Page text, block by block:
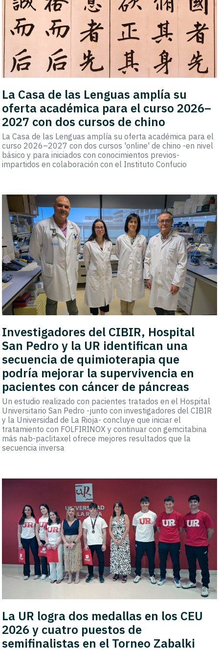
La Casa de las Lenguas amplía su
oferta académica para el curso 2026–
2027 con dos cursos de chino
La Casa de las Lenguas amplía su oferta académica para el
curso 2026–2027 con dos cursos 'online' de chino -en nivel
básico y para iniciados con conocimientos previos-
impartidos en colaboración con el Instituto Confucio
Investigadores del CIBIR, Hospital
San Pedro y la UR identifican una
secuencia de quimioterapia que
podría mejorar la supervivencia en
pacientes con cáncer de páncreas
Un estudio realizado con pacientes tratados en el Hospital
Universitario San Pedro -junto con investigadores del CIBIR
y la Universidad de La Rioja- concluye que iniciar el
tratamiento con FOLFIRINOX y continuar con gemcitabina
más nab-paclitaxel ofrece mejores resultados que la
secuencia inversa
La UR logra dos medallas en los CEU
2026 y cuatro puestos de
semifinalistas en el Torneo Zabalki